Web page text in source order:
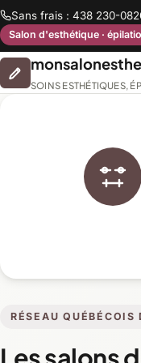
Sans frais : 438 230-
Salon d'esthétique ·
SOINS ESTHÉTIQUES,
RÉSEAU